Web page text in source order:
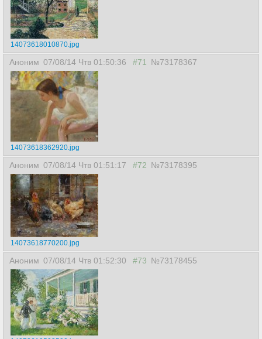
14073618010870.jpg
Аноним 07/08/14 Чтв 01:50:36 #71 №73178367
14073618362920.jpg
Аноним 07/08/14 Чтв 01:51:17 #72 №73178395
14073618770200.jpg
Аноним 07/08/14 Чтв 01:52:30 #73 №73178455